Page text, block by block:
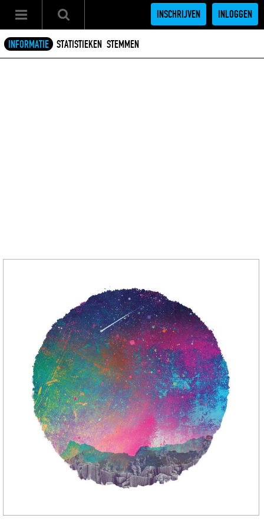
INSCHRIJVEN INLOGGEN
INFORMATIE STATISTIEKEN STEMMEN